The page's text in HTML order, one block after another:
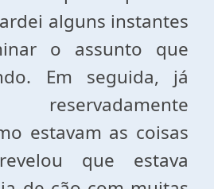
alguns instantes
o assunto que
Em seguida, já
reservadamente
estavam as coisas
que estava